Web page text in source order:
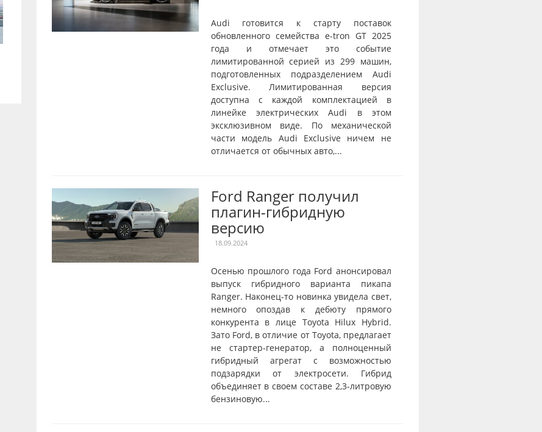
Audi готовится к старту поставок
обновленного семейства e-tron GT 2025
года и отмечает это событие
лимитированной серией из 299 машин,
подготовленных подразделением Audi
Exclusive. Лимитированная версия
доступна с каждой комплектацией в
линейке электрических Audi в этом
эксклюзивном виде. По механической
части модель Audi Exclusive ничем не
отличается от обычных авто,...
Ford Ranger получил
плагин-гибридную
версию
18.09.2024
Осенью прошлого года Ford анонсировал
выпуск гибридного варианта пикапа
Ranger. Наконец-то новинка увидела свет,
немного опоздав к дебюту прямого
конкурента в лице Toyota Hilux Hybrid.
Зато Ford, в отличие от Toyota, предлагает
не стартер-генератор, а полноценный
гибридный агрегат с возможностью
подзарядки от электросети. Гибрид
объединяет в своем составе 2,3-литровую
бензиновую...